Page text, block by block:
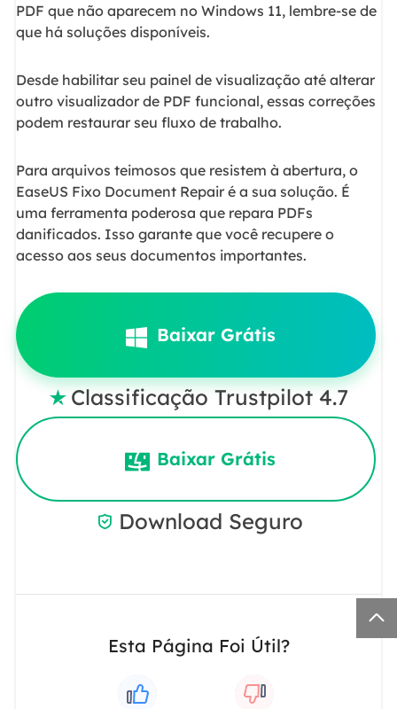
PDF que não aparecem no Windows 11, lembre-se de
que há soluções disponíveis.
Desde habilitar seu painel de visualização até alterar
outro visualizador de PDF funcional, essas correções
podem restaurar seu fluxo de trabalho.
Para arquivos teimosos que resistem à abertura, o
EaseUS Fixo Document Repair é a sua solução. É
uma ferramenta poderosa que repara PDFs
danificados. Isso garante que você recupere o
acesso aos seus documentos importantes.
Baixar Grátis
 Classificação Trustpilot 4.7
Baixar Grátis
 Download Seguro
Esta Página Foi Útil?
